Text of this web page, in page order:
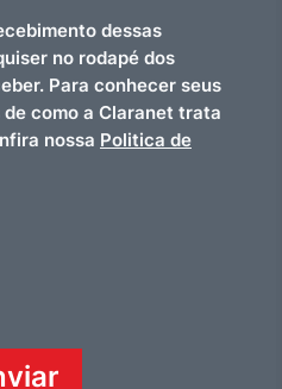
dessas
no rodapé dos
Para conhecer seus
como a Claranet trata
nossa Politica de